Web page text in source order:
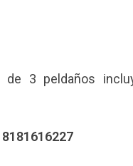
de 3 peldaños
8181616227